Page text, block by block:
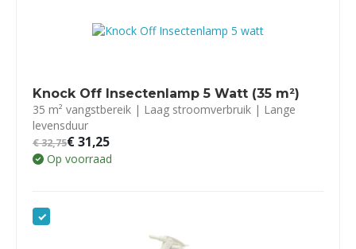
Knock Off Insectenlamp 5 Watt (35 m²)
35 m² vangstbereik | Laag stroomverbruik | Lange
levensduur
€32,75€31,25
Op voorraad